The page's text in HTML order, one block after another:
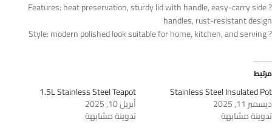
? Features: heat preservation, sturdy lid with handle, easy-carry side
handles, rust-resistant design
? Style: modern polished look suitable for home, kitchen, and serving
مرتبط
Stainless Steel Insulated Pot
ديسمبر 11, 2025
تدوينة مشابهة
1.5L Stainless Steel Teapot
أبريل 10, 2025
تدوينة مشابهة